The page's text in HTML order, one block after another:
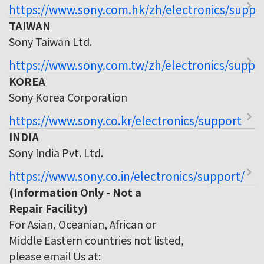
https://www.sony.com.hk/zh/electronics/
TAIWAN
Sony Taiwan Ltd.
https://www.sony.com.tw/zh/electronics/
KOREA
Sony Korea Corporation
https://www.sony.co.kr/electronics/support
INDIA
Sony India Pvt. Ltd.
https://www.sony.co.in/electronics/support/
(Information Only - Not a
Repair Facility)
For Asian, Oceanian, African or
Middle Eastern countries not listed,
please email Us at: